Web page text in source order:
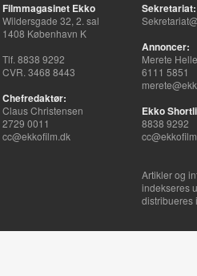
Filmmagasinet Ekko
Wildersgade 32, 2. sal
1408 København K
Tlf. 8838 9292
CVR. 3468 8443
Chefredaktør:
Claus Christensen
2729 0011
cc@ekkofilm.dk
Sekretariat:
Annoncer:
Merete
6111 5851
Ekko
8838 9292
Artikler og
indekseres
distribueres